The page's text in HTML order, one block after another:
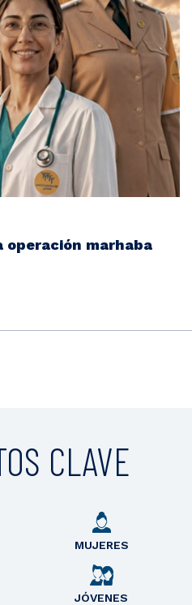
operación marhaba
CLAVE
MUJERES
JÓVENES